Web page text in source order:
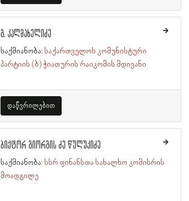
გ. კალმახელიძე
საქმიანობა: საქართველოს კომუნისტური
პარტიის (ბ) ჭიათურის რაიკომის მდივანი
დაწვრილებით
ბიქტორ გიორგის ძე წულუკიძე
საქმიანობა: სსრ ფინანსთა სახალხო კომისრის
მოადგილე